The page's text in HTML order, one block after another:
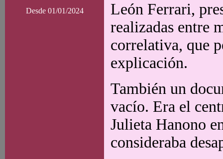
Desde 01/01/2024
León Ferrari,
realizadas entre
correlativa, que
explicación.
También un
vacío. Era el
Julieta Hanono
consideraba